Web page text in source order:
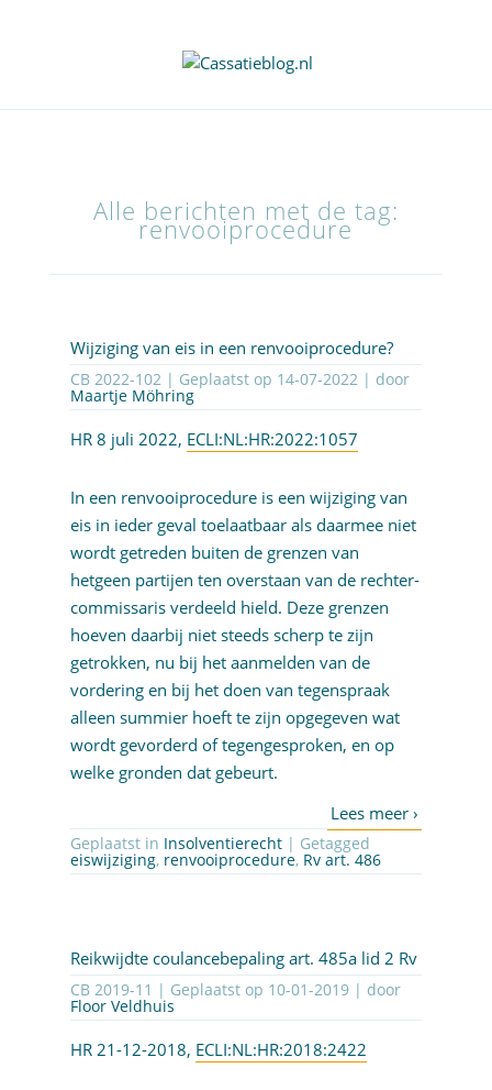
Alle berichten met de tag:
renvooiprocedure
Wijziging van eis in een renvooiprocedure?
CB 2022-102 | Geplaatst op 14-07-2022| door
Maartje Möhring
HR 8 juli 2022, ECLI:NL:HR:2022:1057
In een renvooiprocedure is een wijziging van
eis in ieder geval toelaatbaar als daarmee niet
wordt getreden buiten de grenzen van
hetgeen partijen ten overstaan van de rechter-
commissaris verdeeld hield. Deze grenzen
hoeven daarbij niet steeds scherp te zijn
getrokken, nu bij het aanmelden van de
vordering en bij het doen van tegenspraak
alleen summier hoeft te zijn opgegeven wat
wordt gevorderd of tegengesproken, en op
welke gronden dat gebeurt.
Geplaatst in Insolventierecht | Getagged
eiswijziging, renvooiprocedure, Rv art. 486
Reikwijdte coulancebepaling art. 485a lid 2 Rv
CB 2019-11 | Geplaatst op 10-01-2019| door
Floor Veldhuis
HR 21-12-2018, ECLI:NL:HR:2018:2422